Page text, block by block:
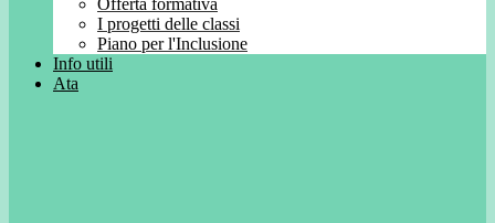
Offerta formativa
I progetti delle classi
Piano per l'Inclusione
Info utili
Ata